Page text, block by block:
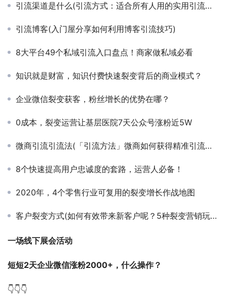
引流渠道是什么(引流方式：适合所有人用的实用引流方法)
引流博客(入门屋分享如何利用博客引流技巧)
8大平台49个私域引流入口盘点！商家做私域必看
知识就是财富，知识付费快速裂变背后的商业模式？
企业微信裂变获客，粉丝增长的优势在哪？
0成本，裂变运营让基层医院7天公众号涨粉近5W
微商引流引流法(「引流方法」微商如何获得精准引流的八大方法)
8个快速提高用户忠诚度的套路，运营人必备！
2020年，4个零售行业可复用的裂变增长作战地图
客户裂变方式(如何有效带来新客户呢？5种裂变营销玩法帮你实现低成本获新客)
一场线下展会活动
短短2天企业微信涨粉2000+，什么操作？
👇👇👇